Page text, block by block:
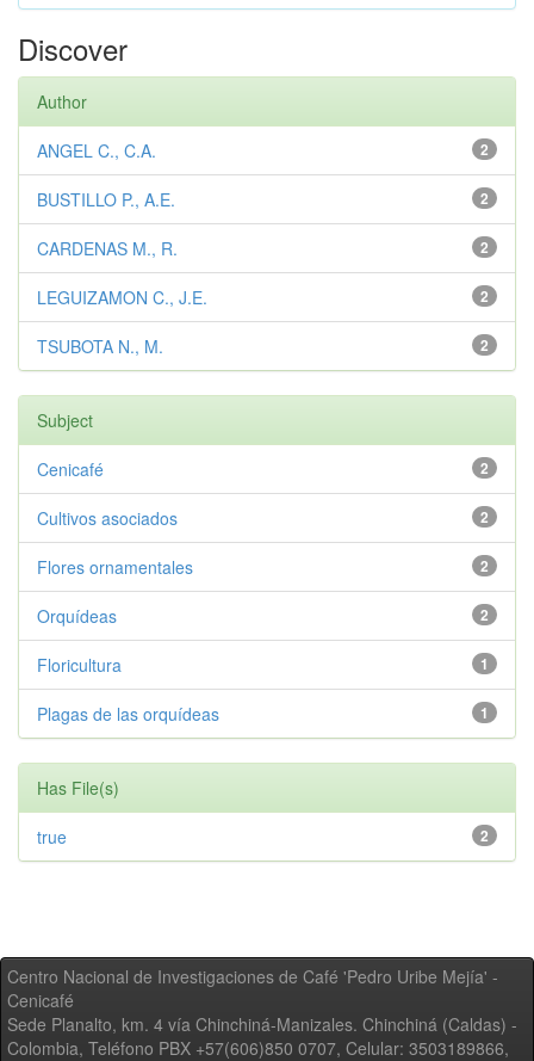
Discover
Author
2
ANGEL C., C.A.
2
BUSTILLO P., A.E.
2
CARDENAS M., R.
2
LEGUIZAMON C., J.E.
2
TSUBOTA N., M.
Subject
2
Cenicafé
2
Cultivos asociados
2
Flores ornamentales
2
Orquídeas
1
Floricultura
1
Plagas de las orquídeas
Has File(s)
2
true
Centro Nacional de Investigaciones de Café 'Pedro Uribe Mejía' -
Cenicafé
Sede Planalto, km. 4 vía Chinchiná-Manizales. Chinchiná (Caldas) -
Colombia, Teléfono PBX +57(606)850 0707, Celular: 3503189866,